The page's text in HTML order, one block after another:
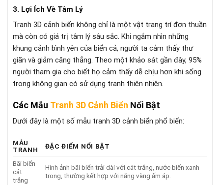
3. Lợi Ích Về Tâm Lý
Tranh 3D cảnh biển không chỉ là một vật trang trí đơn thuần
mà còn có giá trị tâm lý sâu sắc. Khi ngắm nhìn những
khung cảnh bình yên của biển cả, người ta cảm thấy thư
giãn và giảm căng thẳng. Theo một khảo sát gần đây, 95%
người tham gia cho biết họ cảm thấy dễ chịu hơn khi sống
trong không gian có sử dụng tranh thiên nhiên.
Các Mẫu Tranh 3D Cảnh Biển Nổi Bật
Dưới đây là một số mẫu tranh 3D cảnh biển phổ biến:
MẪU
TRANH
ĐẶC ĐIỂM NỔI BẬT
Bãi biển
cát
trắng
Hình ảnh bãi biển trải dài với cát trắng, nước biển xanh
trong, thường kết hợp với nắng vàng ấm áp.